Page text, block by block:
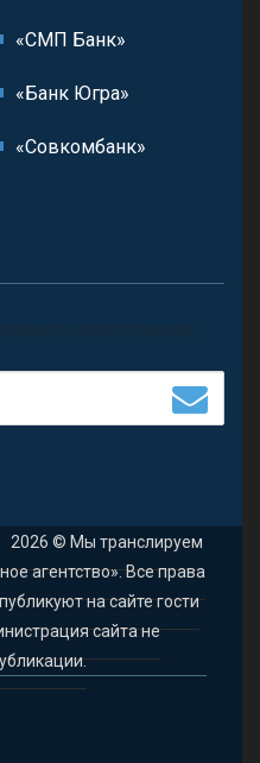
«СМП Банк»
«Банк Югра»
«Совкомбанк»
и предложения.
2026 © Мы транслируем
агентство». Все права
на сайте гости
сайта не